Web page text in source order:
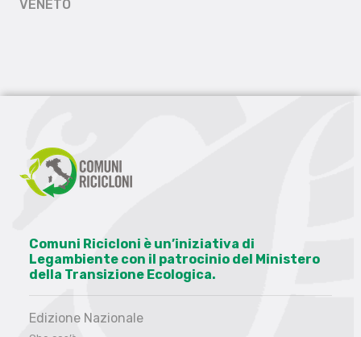
VENETO
Comuni Ricicloni è un’iniziativa di
Legambiente con il patrocinio del Ministero
della Transizione Ecologica.
Edizione Nazionale